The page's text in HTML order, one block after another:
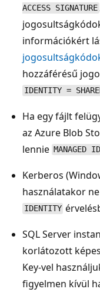
ACCESS SIGNATURE
információkért
hozzáférésű
IDENTITY =
Ha egy fájlt
az Azure Blob
lennie MANAGED
Kerberos
használatakor
IDENTITY
SQL Server
korlátozott
Key-vel
figyelmen kívül